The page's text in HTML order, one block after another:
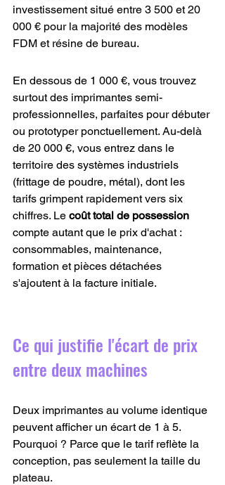
investissement situé entre 3 500 et 20
000 € pour la majorité des modèles
FDM et résine de bureau.
En dessous de 1 000 €, vous trouvez
surtout des imprimantes semi-
professionnelles, parfaites pour débuter
ou prototyper ponctuellement. Au-delà
de 20 000 €, vous entrez dans le
territoire des systèmes industriels
(frittage de poudre, métal), dont les
tarifs grimpent rapidement vers six
chiffres. Le coût total de possession
compte autant que le prix d'achat :
consommables, maintenance,
formation et pièces détachées
s'ajoutent à la facture initiale.
Ce qui justifie l'écart de prix
entre deux machines
Deux imprimantes au volume identique
peuvent afficher un écart de 1 à 5.
Pourquoi ? Parce que le tarif reflète la
conception, pas seulement la taille du
plateau.